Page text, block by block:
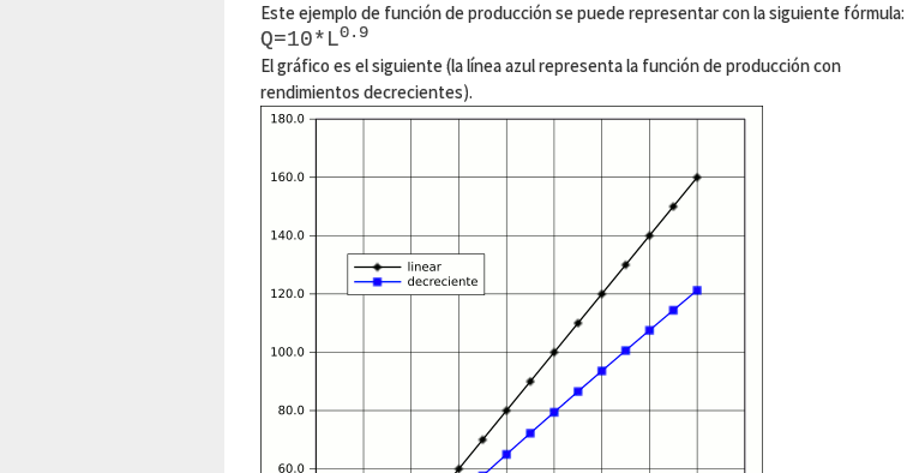
Este ejemplo de función de producción se puede representar con la siguiente fórmula:
Q=10*L0.9
El gráfico es el siguiente (la línea azul representa la función de producción con
rendimientos decrecientes).